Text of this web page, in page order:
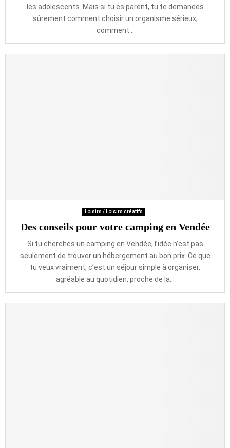
les adolescents. Mais si tu es parent, tu te demandes
sûrement comment choisir un organisme sérieux,
comment...
Loisirs / Loisirs créatifs
Des conseils pour votre camping en Vendée
Si tu cherches un camping en Vendée, l’idée n’est pas
seulement de trouver un hébergement au bon prix. Ce que
tu veux vraiment, c’est un séjour simple à organiser,
agréable au quotidien, proche de la...